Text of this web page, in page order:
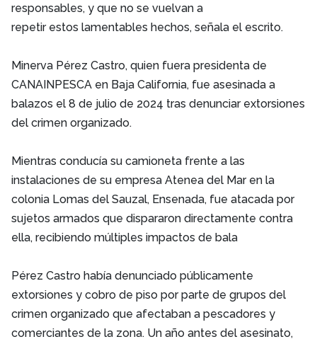
responsables, y que no se vuelvan a
repetir estos lamentables hechos, señala el escrito.
Minerva Pérez Castro, quien fuera presidenta de
CANAINPESCA en Baja California, fue asesinada a
balazos el 8 de julio de 2024 tras denunciar extorsiones
del crimen organizado.
Mientras conducía su camioneta frente a las
instalaciones de su empresa Atenea del Mar en la
colonia Lomas del Sauzal, Ensenada, fue atacada por
sujetos armados que dispararon directamente contra
ella, recibiendo múltiples impactos de bala
Pérez Castro había denunciado públicamente
extorsiones y cobro de piso por parte de grupos del
crimen organizado que afectaban a pescadores y
comerciantes de la zona. Un año antes del asesinato,